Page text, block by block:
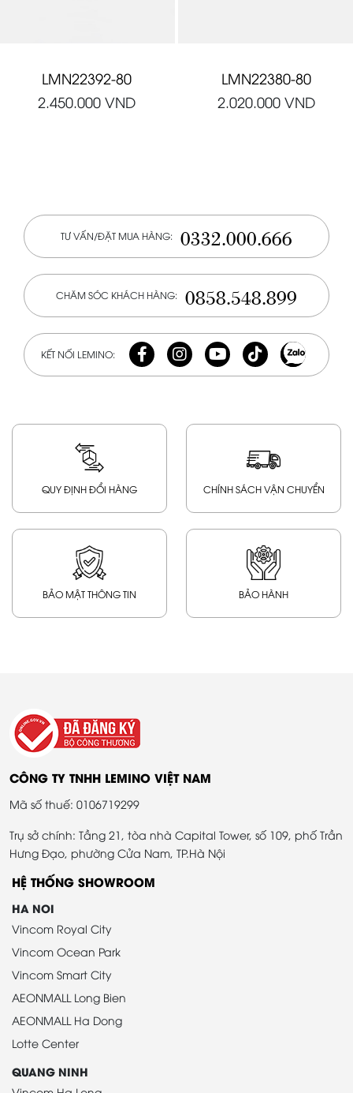
LMN22392-80
2.450.000 VND
LMN22380-80
2.020.000 VND
TƯ VẤN/ĐẶT MUA HÀNG: 0332.000.666
CHĂM SÓC KHÁCH HÀNG: 0858.548.899
KẾT NỐI LEMINO:
QUY ĐỊNH ĐỔI HÀNG CHÍNH SÁCH VẬN CHUYỂN
BẢO MẬT THÔNG TIN BẢO HÀNH
CÔNG TY TNHH LEMINO VIỆT NAM
Mã số thuế: 0106719299
Trụ sở chính: Tầng 21, tòa nhà Capital Tower, số 109, phố Trần
Hưng Đạo, phường Cửa Nam, TP.Hà Nội
HỆ THỐNG SHOWROOM
HA NOI
Vincom Royal City
Vincom Ocean Park
Vincom Smart City
AEONMALL Long Bien
AEONMALL Ha Dong
Lotte Center
QUANG NINH